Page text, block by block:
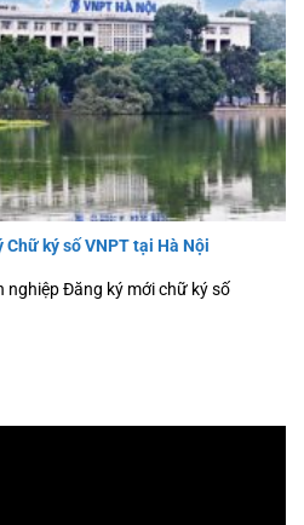
ký số VNPT tại Hà Nội
nghiệp Đăng ký mới chữ ký số